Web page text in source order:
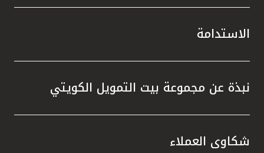
الاستدامة
نبذة عن مجموعة بيت التمويل الكويتي
شكاوى العملاء